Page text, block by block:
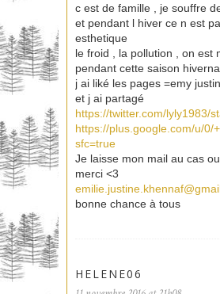
c est de famille , je souffre
et pendant l hiver ce n est
esthetique
le froid , la pollution , on est
pendant cette saison
j ai liké les pages =emy
et j ai partagé
https://twitter.com/lyly1983/
https://plus.google.com/u/0/
sfc=true
Je laisse mon mail au cas
merci <3
bonne chance à tous
HELENE06